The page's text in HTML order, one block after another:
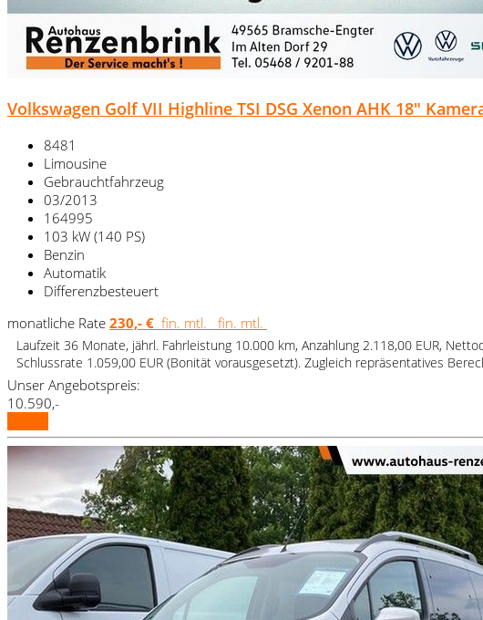
Volkswagen Golf VII Highline TSI DSG Xenon AHK 18"
8481
Limousine
Gebrauchtfahrzeug
03/2013
164995
103 kW (140 PS)
Benzin
Automatik
Differenzbesteuert
monatliche Rate 230,- € fin. mtl. fin. mtl.
Laufzeit 36 Monate, jährl. Fahrleistung 10.000 km, Anzahlung 2.118,00 EUR,
Schlussrate 1.059,00 EUR (Bonität vorausgesetzt). Zugleich repräsentatives
Unser Angebotspreis:
10.590,-